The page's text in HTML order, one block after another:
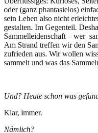
oder (ganz phantasielos)
sein Leben also nicht
gestalten. Im Gegenteil.
Sammelleidenschaft – wer
Am Strand treffen wir den
zufrieden aus. Wir wollen
sammelt und was das
Und? Heute schon was
Klar, immer.
Nämlich?